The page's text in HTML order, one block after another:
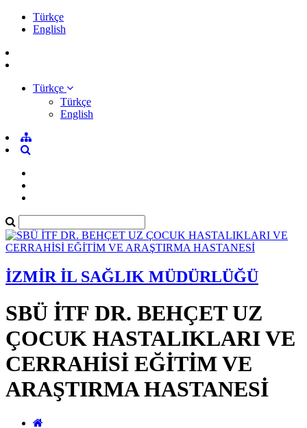
Türkçe
English
Türkçe
Türkçe
English
İZMİR İL SAĞLIK MÜDÜRLÜĞÜ
SBÜ İTF DR. BEHÇET UZ
ÇOCUK HASTALIKLARI VE
CERRAHİSİ EĞİTİM VE
ARAŞTIRMA HASTANESİ